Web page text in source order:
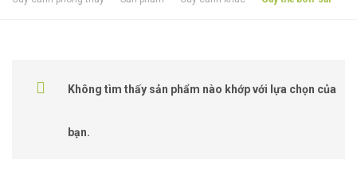
Không tìm thấy sản phẩm nào khớp với lựa chọn của
bạn.